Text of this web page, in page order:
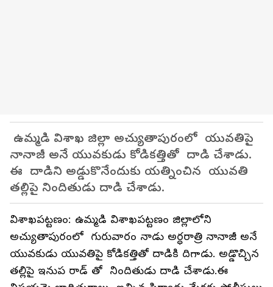
ఉమ్మడి విశాఖ జిల్లా అచ్యుతాపురంలో యువతిపై
నానాజీ అనే యువకుడు కోడికత్తితో దాడి చేశాడు.
ఈ దాడిని అడ్డుకొనేందుకు యత్నించిన యువతి
తల్లిపై నిందితుడు దాడి చేశాడు.
విశాఖపట్టణం: ఉమ్మడి విశాఖపట్టణం జిల్లాలోని
అచ్యుతాపురంలో గురువారం నాడు అర్ధరాత్రి నానాజీ అనే
యువకుడు యువతిపై కోడికత్తితో దాడికి దిగాడు. అడ్డొచ్చిన
తల్లిపై ఇనుప రాడ్ తో నిందితుడు దాడి చేశాడు.ఈ